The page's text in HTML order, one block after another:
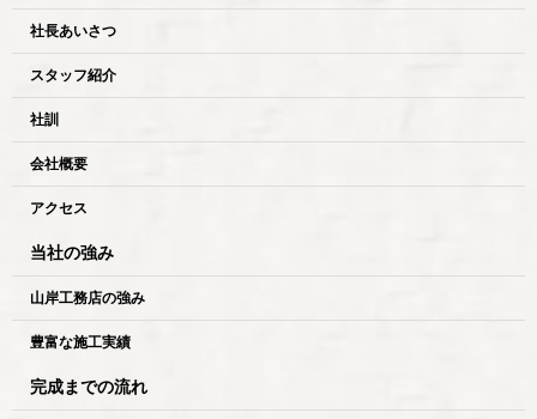
社長あいさつ
スタッフ紹介
社訓
会社概要
アクセス
当社の強み
山岸工務店の強み
豊富な施工実績
完成までの流れ